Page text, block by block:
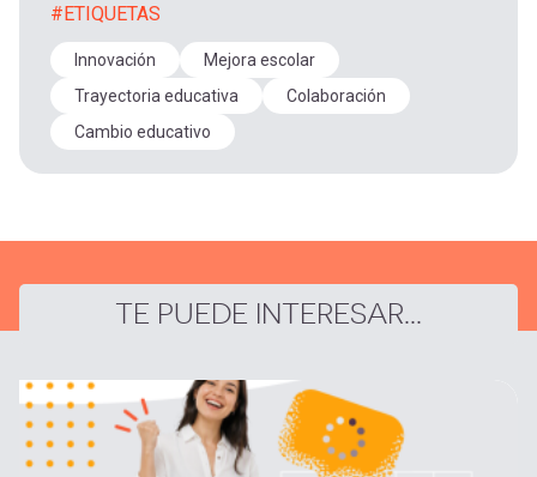
#ETIQUETAS
Innovación
Mejora escolar
Trayectoria educativa
Colaboración
Cambio educativo
TE PUEDE INTERESAR...